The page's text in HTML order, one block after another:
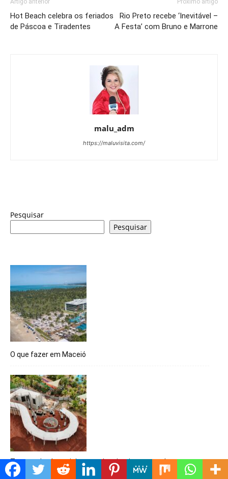
Artigo anterior
Hot Beach celebra os feriados
de Páscoa e Tiradentes
Próximo artigo
Rio Preto recebe ‘Inevitável –
A Festa’ com Bruno e Marrone
malu_adm
https://maluvisita.com/
Pesquisar
Pesquisar
O que fazer em Maceió
Termas dos Laranjais anuncia primeira montanha-russa
aquática para crianças do mundo